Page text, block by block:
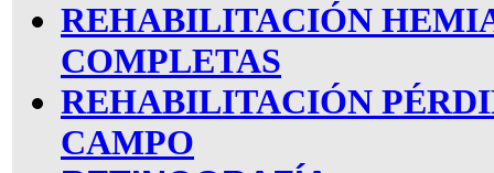
REHABILITACIÓN
COMPLETAS
REHABILITACIÓN
CAMPO